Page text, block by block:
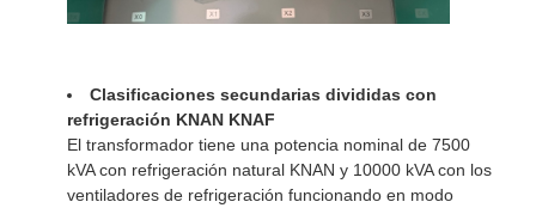
Clasificaciones secundarias divididas con
refrigeración KNAN KNAF
El transformador tiene una potencia nominal de 7500
kVA con refrigeración natural KNAN y 10000 kVA con los
ventiladores de refrigeración funcionando en modo